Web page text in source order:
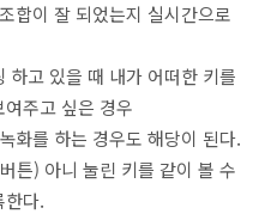
합이 잘 되었는지 실시간으로
하고 있을 때 내가 어떠한 키를
주고 싶은 경우
화를 하는 경우도 해당이 된다.
튼) 아니 눌린 키를 같이 볼 수
한다.